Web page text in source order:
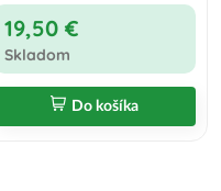
19,50 €
Skladom
Do košíka